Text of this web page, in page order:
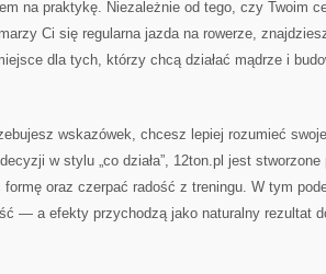
na praktykę. Niezależnie od tego, czy Twoim
Ci się regularna jazda na rowerze,
dla tych, którzy chcą działać mądrze i
wskazówek, chcesz lepiej rozumieć
w stylu „co działa”, 12ton.pl jest
formę oraz czerpać radość z treningu. W tym
— a efekty przychodzą jako naturalny rezultat